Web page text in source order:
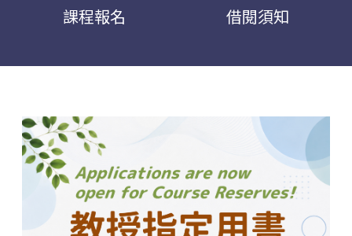
課程報名 借閱須知